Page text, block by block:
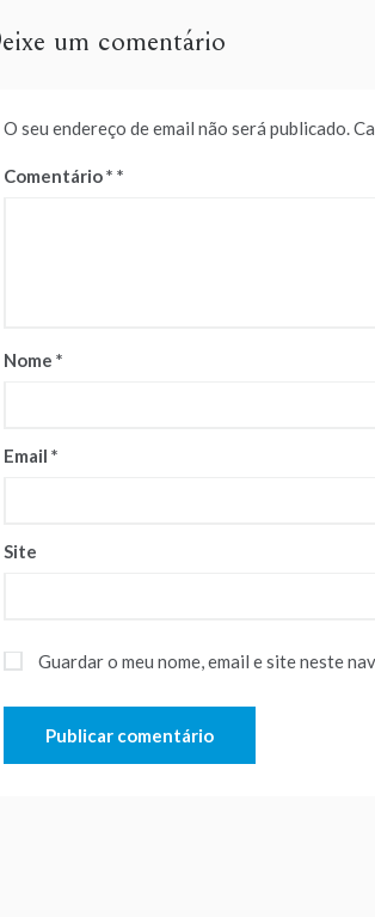
um comentário
O seu endereço de email não será publicado.
Comentário*
Nome *
Email *
Site
Guardar o meu nome, email e site neste